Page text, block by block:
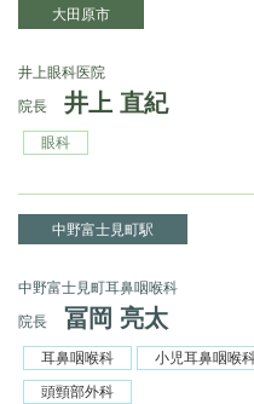
大田原市
井上眼科医院
院長
井上 直紀
眼科
中野富士見町駅
中野富士見町耳鼻咽喉科
院長
冨岡 亮太
耳鼻咽喉科 小児耳鼻咽喉
頭頸部外科